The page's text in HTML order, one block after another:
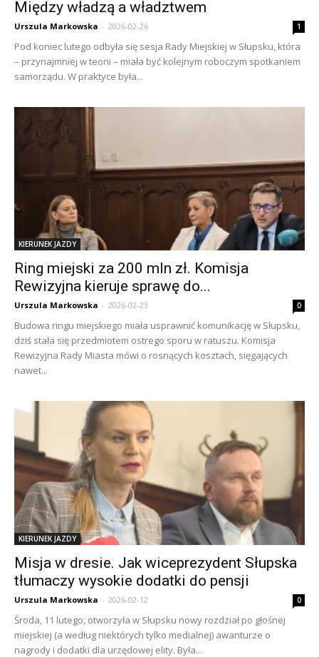
Między władzą a władztwem
Urszula Markowska - 2026-02-26 1
Pod koniec lutego odbyła się sesja Rady Miejskiej w Słupsku, która
– przynajmniej w teorii – miała być kolejnym roboczym spotkaniem
samorządu. W praktyce była...
KIERUNEK JAZDY
Ring miejski za 200 mln zł. Komisja
Rewizyjna kieruje sprawę do...
Urszula Markowska - 2026-02-23 0
Budowa ringu miejskiego miała usprawnić komunikację w Słupsku,
dziś stała się przedmiotem ostrego sporu w ratuszu. Komisja
Rewizyjna Rady Miasta mówi o rosnących kosztach, sięgających
nawet...
KIERUNEK JAZDY
Misja w dresie. Jak wiceprezydent Słupska
tłumaczy wysokie dodatki do pensji
Urszula Markowska - 2026-02-12 0
Środa, 11 lutego, otworzyła w Słupsku nowy rozdział po głośnej
miejskiej (a według niektórych tylko medialnej) awanturze o
nagrody i dodatki dla urzędowej elity. Była...